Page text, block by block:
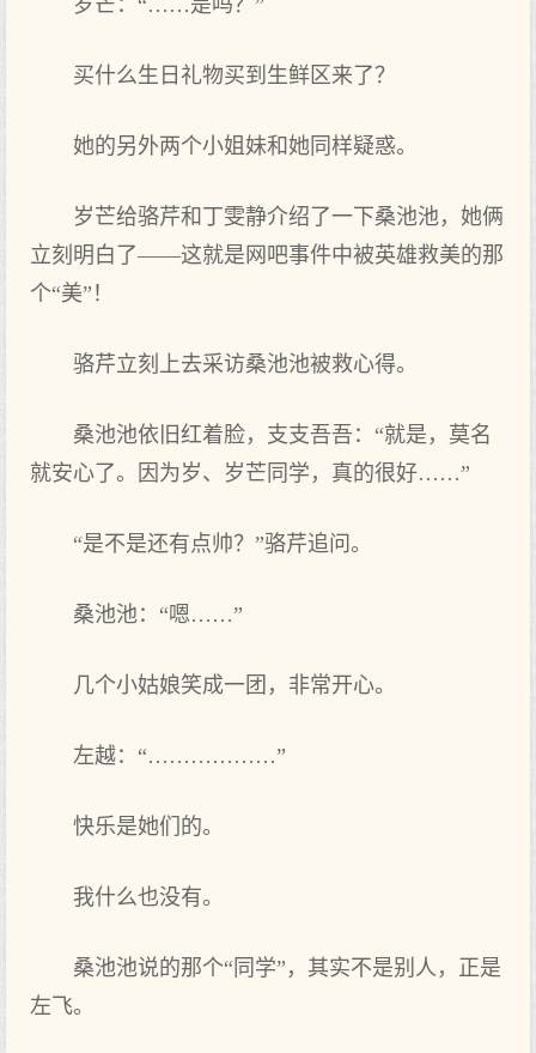
岁芒：“……是吗？”
买什么生日礼物买到生鲜区来了？
她的另外两个小姐妹和她同样疑惑。
岁芒给骆芹和丁雯静介绍了一下桑池池，她俩
立刻明白了——这就是网吧事件中被英雄救美的那
个“美”！
骆芹立刻上去采访桑池池被救心得。
桑池池依旧红着脸，支支吾吾：“就是，莫名
就安心了。因为岁、岁芒同学，真的很好……”
“是不是还有点帅？”骆芹追问。
桑池池：“嗯……”
几个小姑娘笑成一团，非常开心。
左越：“………………”
快乐是她们的。
我什么也没有。
桑池池说的那个“同学”，其实不是别人，正是
左飞。